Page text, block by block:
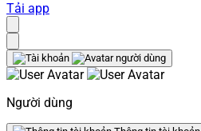
Tải app
Người dùng